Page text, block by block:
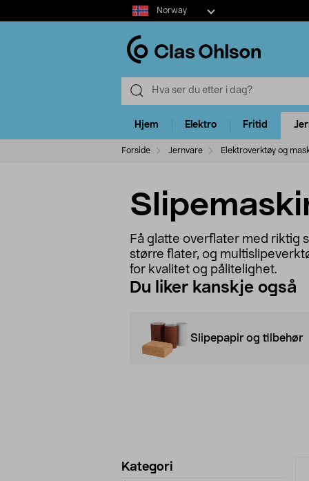
Select
market
Norway
Hjem Elektro Fritid
Forside Jernvare Elektroverktøy og
Få glatte overflater med riktig
større flater, og
for kvalitet og pålitelighet.
Du liker kanskje også
Slipepapir og tilbehør
Avgrens
Kategori